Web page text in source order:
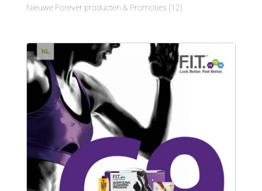
Nieuwe Forever producten & Promoties (12)